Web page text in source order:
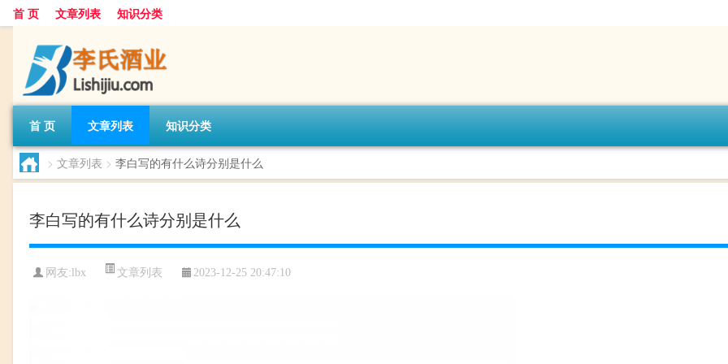
首 页 文章列表 知识分类
首 页 文章列表 知识分类
> 文章列表 > 李白写的有什么诗分别是什么
李白写的有什么诗分别是什么
网友: lbx 文章列表 2023-12-25 20:47:10